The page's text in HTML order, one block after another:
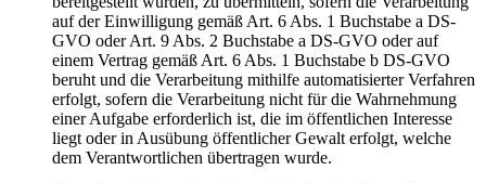
auf der Einwilligung gemäß Art. 6 Abs. 1 Buchstabe a DS-
GVO oder Art. 9 Abs. 2 Buchstabe a DS-GVO oder auf
einem Vertrag gemäß Art. 6 Abs. 1 Buchstabe b DS-GVO
beruht und die Verarbeitung mithilfe automatisierter Verfahren
erfolgt, sofern die Verarbeitung nicht für die Wahrnehmung
einer Aufgabe erforderlich ist, die im öffentlichen Interesse
liegt oder in Ausübung öffentlicher Gewalt erfolgt, welche
dem Verantwortlichen übertragen wurde.